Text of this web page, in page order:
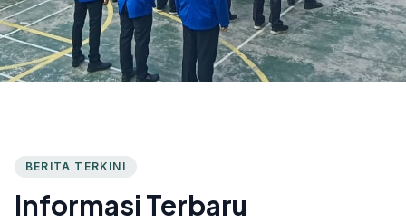
BERITA TERKINI
Informasi Terbaru